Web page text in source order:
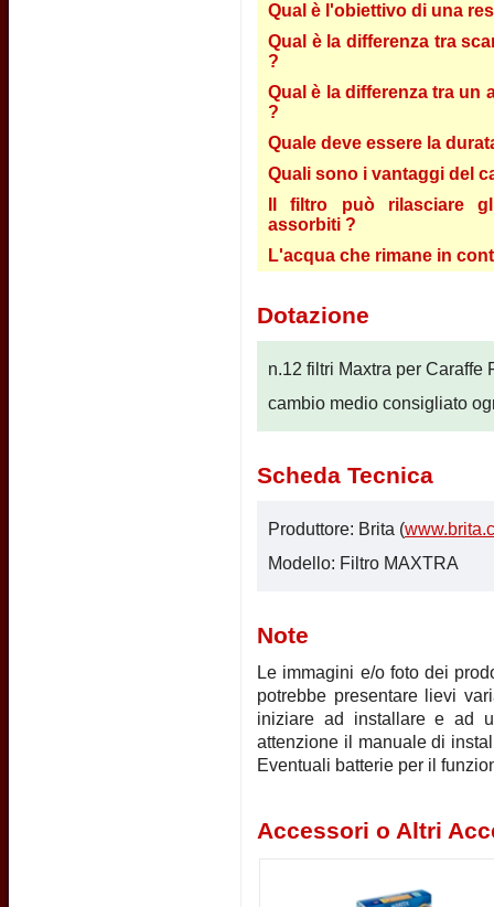
Qual è l'obiettivo di una
Qual è la differenza tra
?
Qual è la differenza tra un
?
Quale deve essere la
Quali sono i vantaggi del
Il filtro può rilasciare
assorbiti ?
L'acqua che rimane in
Dotazione
n.12 filtri Maxtra per Caraffe
cambio medio consigliato
Scheda Tecnica
Produttore: Brita (
Modello: Filtro MAXTRA
Note
Le immagini e/o foto dei
potrebbe presentare lievi
iniziare ad installare e ad
attenzione il manuale di
Eventuali batterie per il
Accessori o Altri